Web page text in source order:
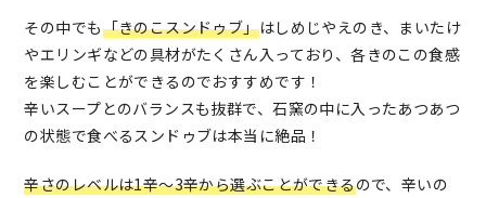
その中でも「きのこスンドゥブ」はしめじやえのき、まいたけ
やエリンギなどの具材がたくさん入っており、各きのこの食感
を楽しむことができるのでおすすめです！
辛いスープとのバランスも抜群で、石窯の中に入ったあつあつ
の状態で食べるスンドゥブは本当に絶品！
辛さのレベルは1辛～3辛から選ぶことができるので、辛いの